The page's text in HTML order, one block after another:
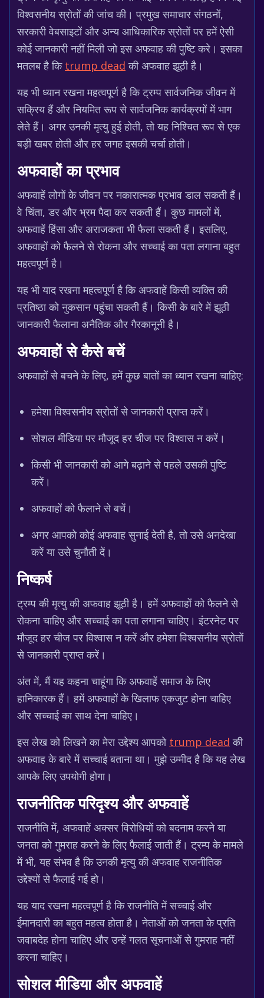
विश्वसनीय स्रोतों की जांच की। प्रमुख समाचार संगठनों,
सरकारी वेबसाइटों और अन्य आधिकारिक स्रोतों पर हमें ऐसी
कोई जानकारी नहीं मिली जो इस अफवाह की पुष्टि करे। इसका
मतलब है कि trump dead की अफवाह झूठी है।
यह भी ध्यान रखना महत्वपूर्ण है कि ट्रम्प सार्वजनिक जीवन में
सक्रिय हैं और नियमित रूप से सार्वजनिक कार्यक्रमों में भाग
लेते हैं। अगर उनकी मृत्यु हुई होती, तो यह निश्चित रूप से एक
बड़ी खबर होती और हर जगह इसकी चर्चा होती।
अफवाहों का प्रभाव
अफवाहें लोगों के जीवन पर नकारात्मक प्रभाव डाल सकती हैं।
वे चिंता, डर और भ्रम पैदा कर सकती हैं। कुछ मामलों में,
अफवाहें हिंसा और अराजकता भी फैला सकती हैं। इसलिए,
अफवाहों को फैलने से रोकना और सच्चाई का पता लगाना बहुत
महत्वपूर्ण है।
यह भी याद रखना महत्वपूर्ण है कि अफवाहें किसी व्यक्ति की
प्रतिष्ठा को नुकसान पहुंचा सकती हैं। किसी के बारे में झूठी
जानकारी फैलाना अनैतिक और गैरकानूनी है।
अफवाहों से कैसे बचें
अफवाहों से बचने के लिए, हमें कुछ बातों का ध्यान रखना चाहिए:
हमेशा विश्वसनीय स्रोतों से जानकारी प्राप्त करें।
सोशल मीडिया पर मौजूद हर चीज पर विश्वास न करें।
किसी भी जानकारी को आगे बढ़ाने से पहले उसकी पुष्टि
करें।
अफवाहों को फैलाने से बचें।
अगर आपको कोई अफवाह सुनाई देती है, तो उसे अनदेखा
करें या उसे चुनौती दें।
निष्कर्ष
ट्रम्प की मृत्यु की अफवाह झूठी है। हमें अफवाहों को फैलने से
रोकना चाहिए और सच्चाई का पता लगाना चाहिए। इंटरनेट पर
मौजूद हर चीज पर विश्वास न करें और हमेशा विश्वसनीय स्रोतों
से जानकारी प्राप्त करें।
अंत में, मैं यह कहना चाहूंगा कि अफवाहें समाज के लिए
हानिकारक हैं। हमें अफवाहों के खिलाफ एकजुट होना चाहिए
और सच्चाई का साथ देना चाहिए।
इस लेख को लिखने का मेरा उद्देश्य आपको trump dead की
अफवाह के बारे में सच्चाई बताना था। मुझे उम्मीद है कि यह लेख
आपके लिए उपयोगी होगा।
राजनीतिक परिदृश्य और अफवाहें
राजनीति में, अफवाहें अक्सर विरोधियों को बदनाम करने या
जनता को गुमराह करने के लिए फैलाई जाती हैं। ट्रम्प के मामले
में भी, यह संभव है कि उनकी मृत्यु की अफवाह राजनीतिक
उद्देश्यों से फैलाई गई हो।
यह याद रखना महत्वपूर्ण है कि राजनीति में सच्चाई और
ईमानदारी का बहुत महत्व होता है। नेताओं को जनता के प्रति
जवाबदेह होना चाहिए और उन्हें गलत सूचनाओं से गुमराह नहीं
करना चाहिए।
सोशल मीडिया और अफवाहें